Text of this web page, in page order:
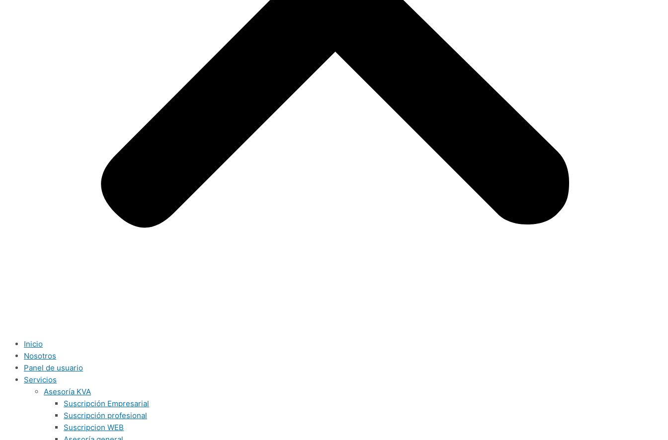
Inicio
Nosotros
Panel de usuario
Servicios
Asesoría KVA
Suscripción Empresarial
Suscripción profesional
Suscripcion WEB